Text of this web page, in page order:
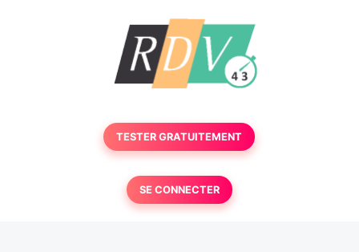
TESTER GRATUITEMENT
SE CONNECTER